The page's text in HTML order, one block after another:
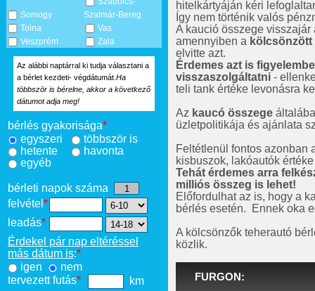
Somogy
Szatmár-Bereg
Tolna
Vas
Veszprém
Zala
Az alábbi naptárral ki tudja választani a
a bérlet kezdeti- végdátumát. Ha
többször is bérelne, akkor a következő
dátumot adja meg!
bérlés gyakorisága*
egyszeri
többször is
hetente
havonta
egyéb
bérleti napok száma
felvétel *
leadás*
Érdekel pár nap eltéréssel
más dátum is:*
igen
nem
tervezett futás*
km
hitelkártyáján kéri
Így nem történik valós
A kaució összege
amennyiben a kölcsönzött
elvitte azt.
Érdemes azt is
visszaszolgáltatni -
teli tank értéke levonásra
Az kaucó összege
üzletpolitikája és ajánlata
Feltétlenül fontos azonban
kisbuszok, lakóautók
Tehát érdemes arra
milliós összeg is lehet!
Előfordulhat az is, hogy a
bérlés esetén. Ennek oka
A kölcsönzők teherautó
közlik.
FURGON: